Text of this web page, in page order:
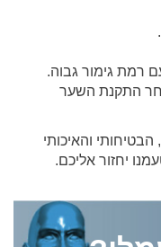
רמת גימור גבוה.
התקנת השער
והאיכותי
יחזור אליכם.